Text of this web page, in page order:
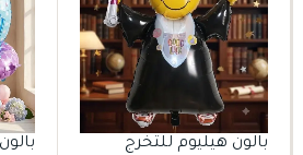
بالون هيليوم للتخرج